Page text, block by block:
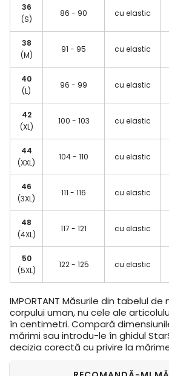
36
(S)
86 - 90 cu elastic
38
(M)
91 - 95 cu elastic
40
(L)
96 - 99 cu elastic
42
(XL)
100 - 103 cu elastic
44
(XXL)
104 - 110 cu elastic
46
(3XL)
111 - 116 cu elastic
48
(4XL)
117 - 121 cu elastic
50
(5XL)
122 - 125 cu elastic
IMPORTANT Măsurile din tabelul de
corpului uman, nu cele ale
în centimetri. Compară
mărimi sau introdu-le în ghidul
decizia corectă cu privire la